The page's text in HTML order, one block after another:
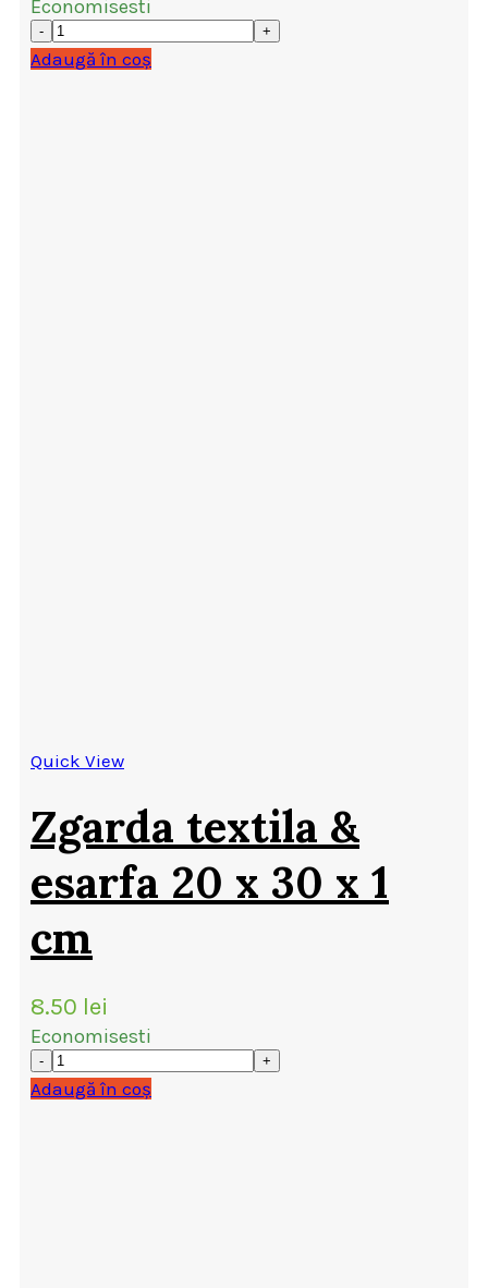
Economisesti
Adaugă în coș
Quick View
Zgarda textila &
esarfa 20 x 30 x 1
cm
8.50 lei
Economisesti
Adaugă în coș